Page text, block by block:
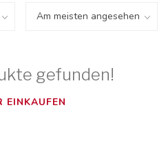
gefunden!
EINKAUFEN